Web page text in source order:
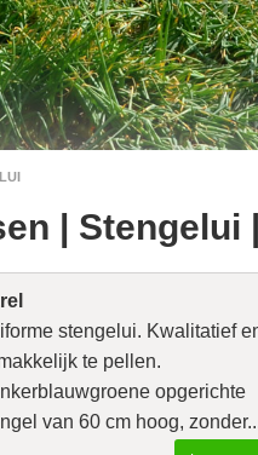
| Stengelui
stengelui. Kwalitatief
te pellen.
opgerichte
van 60 cm hoog,